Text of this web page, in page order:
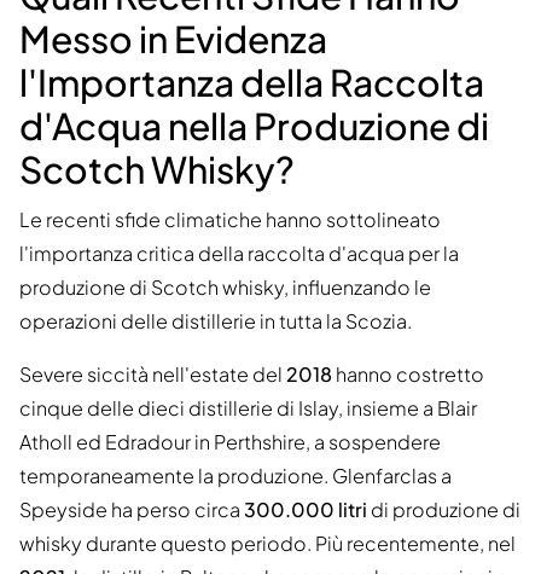
Messo in Evidenza
l'Importanza della Raccolta
d'Acqua nella Produzione di
Scotch Whisky?
Le recenti sfide climatiche hanno sottolineato
l'importanza critica della raccolta d'acqua per la
produzione di Scotch whisky, influenzando le
operazioni delle distillerie in tutta la Scozia.
Severe siccità nell'estate del 2018 hanno costretto
cinque delle dieci distillerie di Islay, insieme a Blair
Atholl ed Edradour in Perthshire, a sospendere
temporaneamente la produzione. Glenfarclas a
Speyside ha perso circa300.000 litri di produzione di
whisky durante questo periodo. Più recentemente, nel